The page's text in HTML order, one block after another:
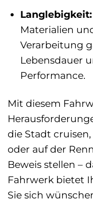
Langlebigkeit:
Materialien
Verarbeitung
Lebensdauer
Performance.
Mit diesem
die Stadt
oder auf der
Beweis stellen –
Fahrwerk bietet
Sie sich